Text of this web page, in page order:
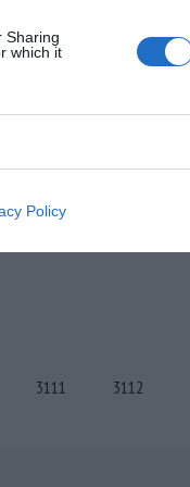
Sharing
which it
Policy
3111 3112